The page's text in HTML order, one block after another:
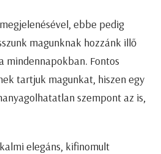
ebbe pedig
magunknak hozzánk illő
mindennapokban. Fontos
tartjuk magunkat, hiszen egy
szempont az is,
elegáns, kifinomult